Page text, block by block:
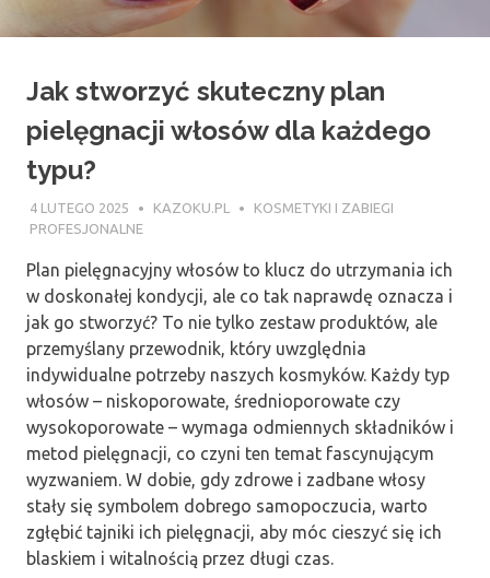
Jak stworzyć skuteczny plan
pielęgnacji włosów dla każdego
typu?
4 LUTEGO 2025 KAZOKU.PL
KOSMETYKI I ZABIEGI
PROFESJONALNE
Plan pielęgnacyjny włosów to klucz do utrzymania ich
w doskonałej kondycji, ale co tak naprawdę oznacza i
jak go stworzyć? To nie tylko zestaw produktów, ale
przemyślany przewodnik, który uwzględnia
indywidualne potrzeby naszych kosmyków. Każdy typ
włosów – niskoporowate, średnioporowate czy
wysokoporowate – wymaga odmiennych składników i
metod pielęgnacji, co czyni ten temat fascynującym
wyzwaniem. W dobie, gdy zdrowe i zadbane włosy
stały się symbolem dobrego samopoczucia, warto
zgłębić tajniki ich pielęgnacji, aby móc cieszyć się ich
blaskiem i witalnością przez długi czas.